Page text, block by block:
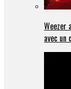
Weezer
avec un